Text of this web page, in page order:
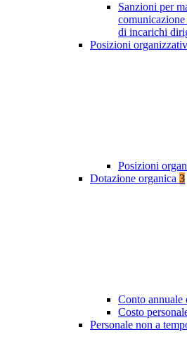
Sanzioni per
di incarichi
Posizioni
Posizioni
Dotazione organica 3
Conto annuale
Costo
Personale non a